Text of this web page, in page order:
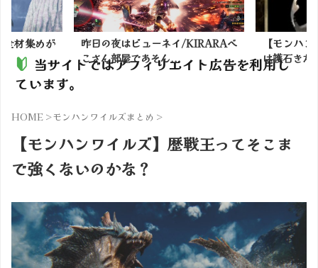
材集めが
昨日の夜はビューネイ/KIRARAべ
こさん部屋であそん...
【モンハ
は護石きた
当サイトではアフィリエイト広告を利用し
ています。
HOME >モンハンワイルズまとめ >
【モンハンワイルズ】歴戦王ってそこま
で強くないのかな？